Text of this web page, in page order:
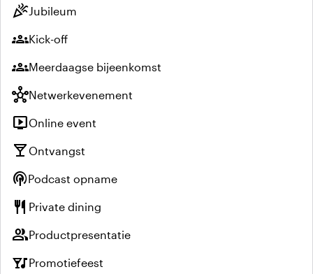
celebrationJubileum
groupsKick-off
groupsMeerdaagse bijeenkomst
hubNetwerkevenement
live_tvOnline event
local_bar Ontvangst
podcastsPodcast opname
restaurant Private dining
groupProductpresentatie
nightlifePromotiefeest